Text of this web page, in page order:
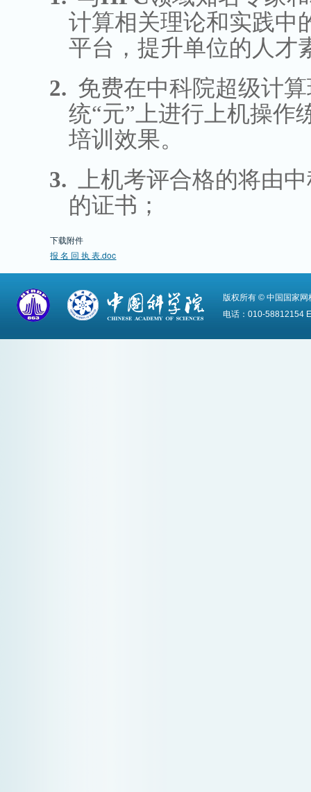
计算相关理论和实践中
平台，提升单位的人才
2. 免费在中科院超级计
统“元”上进行上机操作
培训效果。
3. 上机考评合格的将由
的证书；
下载附件
报 名 回 执 表.doc
版权所有 © 中国国家
电话：010-58812154